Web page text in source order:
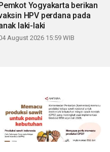
Yogyakarta berikan
HPV perdana pada
laki-laki
August 2026 15:59 WIB